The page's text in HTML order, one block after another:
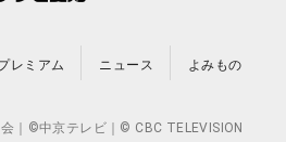
レミアム ニュース よみもの
｜©中京テレビ｜© CBC TELEVISION